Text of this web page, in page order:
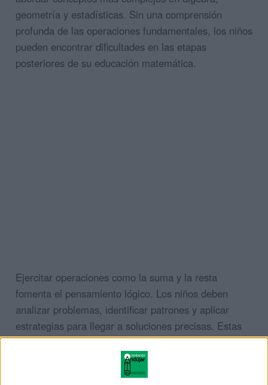
geometría y estadísticas. Sin una comprensión
profunda de las operaciones fundamentales, los niños
pueden encontrar dificultades en las etapas
posteriores de su educación matemática.
Ejercitar operaciones como la suma y la resta
fomenta el pensamiento lógico. Los niños deben
analizar problemas, identificar patrones y aplicar
estrategias para llegar a soluciones precisas. Estas
habilidades son valiosas no solo en matemáticas,
sino también en la resolución de problemas en la vida